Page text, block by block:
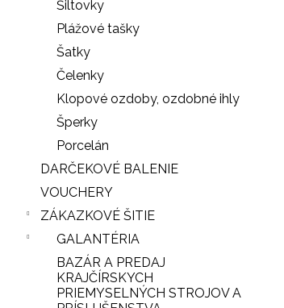
Šiltovky
Plážové tašky
Šatky
Čelenky
Klopové ozdoby, ozdobné ihly
Šperky
Porcelán
DARČEKOVÉ BALENIE
VOUCHERY
ZÁKAZKOVÉ ŠITIE
GALANTÉRIA
BAZÁR A PREDAJ
KRAJČÍRSKYCH
PRIEMYSELNÝCH STROJOV A